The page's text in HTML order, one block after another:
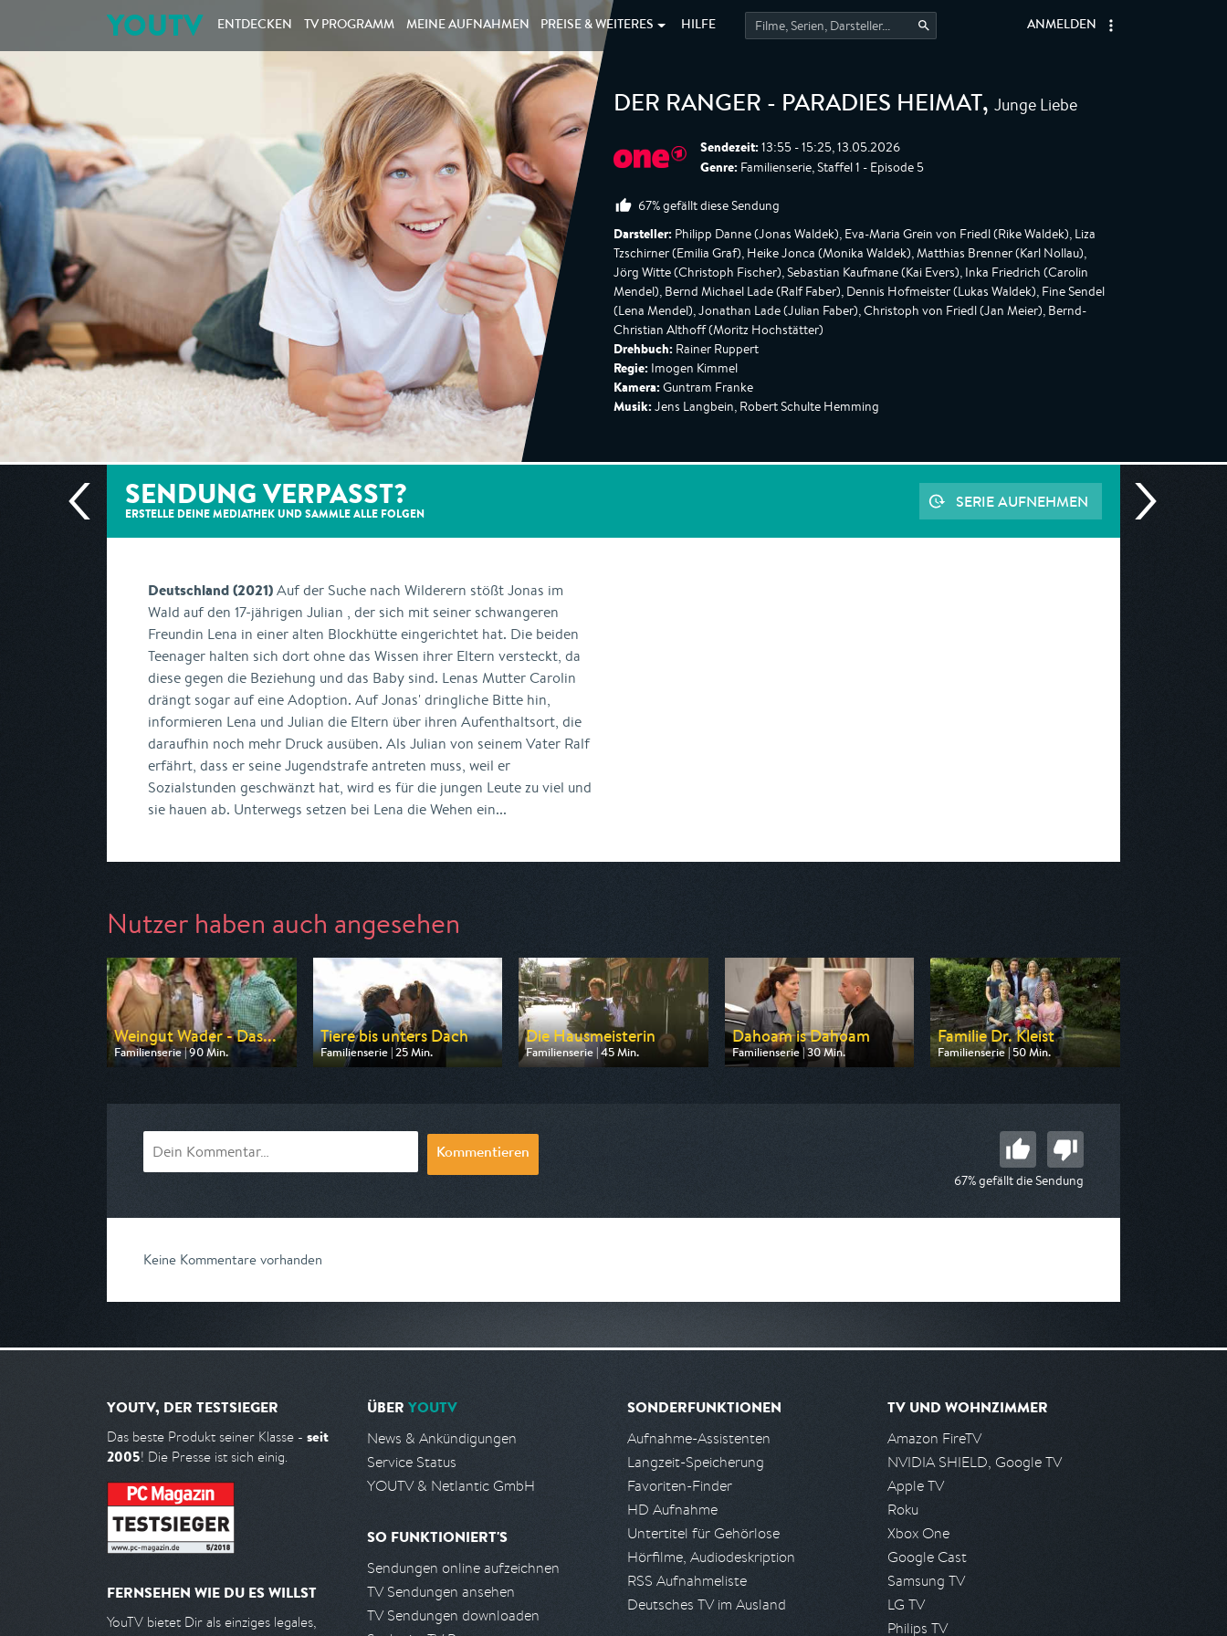
YOUTV ENTDECKEN TV PROGRAMM MEINE AUFNAHMEN PREISE & WEITERES HILFE ANMELDEN
DER RANGER - PARADIES HEIMAT, Junge Liebe
Sendezeit: 13:55 - 15:25, 13.05.2026
Genre: Familienserie, Staffel 1 - Episode 5
67% gefällt diese Sendung
Darsteller: Philipp Danne (Jonas Waldek), Eva-Maria Grein von Friedl (Rike Waldek), Liza
Tzschirner (Emilia Graf), Heike Jonca (Monika Waldek), Matthias Brenner (Karl Nollau),
Jörg Witte (Christoph Fischer), Sebastian Kaufmane (Kai Evers), Inka Friedrich (Carolin
Mendel), Bernd Michael Lade (Ralf Faber), Dennis Hofmeister (Lukas Waldek), Fine Sendel
(Lena Mendel), Jonathan Lade (Julian Faber), Christoph von Friedl (Jan Meier), Bernd-
Christian Althoff (Moritz Hochstätter)
Drehbuch: Rainer Ruppert
Regie: Imogen Kimmel
Kamera: Guntram Franke
Musik: Jens Langbein, Robert Schulte Hemming
SENDUNG VERPASST?
ERSTELLE DEINE MEDIATHEK UND SAMMLE ALLE FOLGEN
SERIE AUFNEHMEN
Deutschland (2021)Auf der Suche nach Wilderern stößt Jonas im
Wald auf den 17-jährigen Julian , der sich mit seiner schwangeren
Freundin Lena in einer alten Blockhütte eingerichtet hat. Die beiden
Teenager halten sich dort ohne das Wissen ihrer Eltern versteckt, da
diese gegen die Beziehung und das Baby sind. Lenas Mutter Carolin
drängt sogar auf eine Adoption. Auf Jonas' dringliche Bitte hin,
informieren Lena und Julian die Eltern über ihren Aufenthaltsort, die
daraufhin noch mehr Druck ausüben. Als Julian von seinem Vater Ralf
erfährt, dass er seine Jugendstrafe antreten muss, weil er
Sozialstunden geschwänzt hat, wird es für die jungen Leute zu viel und
sie hauen ab. Unterwegs setzen bei Lena die Wehen ein...
Nutzer haben auch angesehen
Weingut Wader - Das...
Familienserie | 90 Min.
Ausgestrahlt von ARD
Tiere bis unters Dach
Familienserie | 25 Min.
Ausgestrahlt von ARD
Die Hausmeisterin
Familienserie | 45 Min.
Ausgestrahlt von BR
Dahoam is Dahoam
Familienserie | 30 Min.
Ausgestrahlt von BR
Familie Dr. Kleist
Familienserie | 50 Min.
Ausgestrahlt von HR
Kommentieren
67% gefällt die Sendung
Keine Kommentare vorhanden
YOUTV, DER TESTSIEGER
Das beste Produkt seiner Klasse - seit
2005! Die Presse ist sich einig.
FERNSEHEN WIE DU ES WILLST
YouTV bietet Dir als einziges legales,
ÜBER YOUTV
News & Ankündigungen
Service Status
YOUTV & Netlantic GmbH
SO FUNKTIONIERT'S
Sendungen online aufzeichnen
TV Sendungen ansehen
TV Sendungen downloaden
SONDERFUNKTIONEN
Aufnahme-Assistenten
Langzeit-Speicherung
Favoriten-Finder
HD Aufnahme
Untertitel für Gehörlose
Hörfilme, Audiodeskription
RSS Aufnahmeliste
Deutsches TV im Ausland
TV UND WOHNZIMMER
Amazon FireTV
NVIDIA SHIELD, Google TV
Apple TV
Roku
Xbox One
Google Cast
Samsung TV
LG TV
Philips TV